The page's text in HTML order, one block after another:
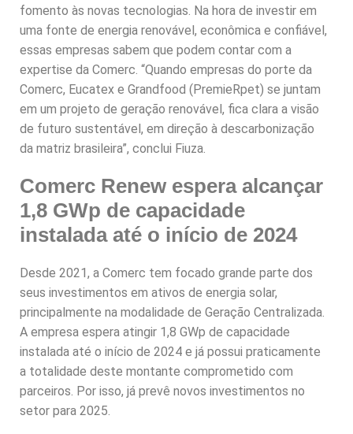
fomento às novas tecnologias. Na hora de investir em
uma fonte de energia renovável, econômica e confiável,
essas empresas sabem que podem contar com a
expertise da Comerc. “Quando empresas do porte da
Comerc, Eucatex e Grandfood (PremieRpet) se juntam
em um projeto de geração renovável, fica clara a visão
de futuro sustentável, em direção à descarbonização
da matriz brasileira”, conclui Fiuza.
Comerc Renew espera alcançar
1,8 GWp de capacidade
instalada até o início de 2024
Desde 2021, a Comerc tem focado grande parte dos
seus investimentos em ativos de energia solar,
principalmente na modalidade de Geração Centralizada.
A empresa espera atingir 1,8 GWp de capacidade
instalada até o início de 2024 e já possui praticamente
a totalidade deste montante comprometido com
parceiros. Por isso, já prevê novos investimentos no
setor para 2025.